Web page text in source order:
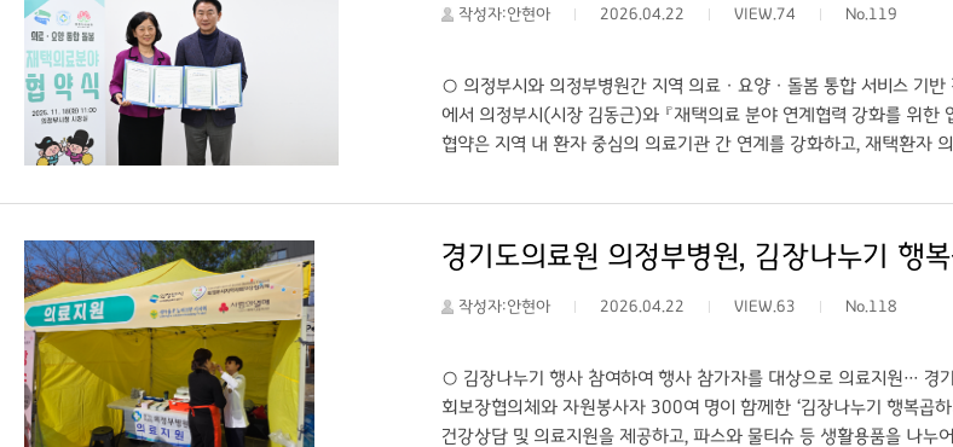
고, 의료·보건·복지가 통합된 지역사회 돌봄 체계를 구축해 나갈
작성자:안현아 2026.04.22 VIEW.74 No.119
○ 의정부시와 의정부병원간 지역 의료ㆍ요양ㆍ돌봄 통합 서비스 기
에서 의정부시(시장 김동근)와 『재택의료 분야 연계협력 강화를 위
협약은 지역 내 환자 중심의 의료기관 간 연계를 강화하고, 재택환자
한 진료 시스템 개선, 정보 공유 강화, 개인별 지원 계획 수립, 대상자
굴 지원을 통해 시민이 체감할 수 있는 통합돌봄 체계를 마련하겠
경기도의료원 의정부병원, 김장나누기 행
작성자:안현아 2026.04.22 VIEW.63 No.118
○ 김장나누기 행사 참여하여 행사 참가자를 대상으로 의료지원…
회보장협의체와 자원봉사자 300여 명이 함께한 ‘김장나누기 행복곱
건강상담 및 의료지원을 제공하고, 파스와 물티슈 등 생활용품을 나누